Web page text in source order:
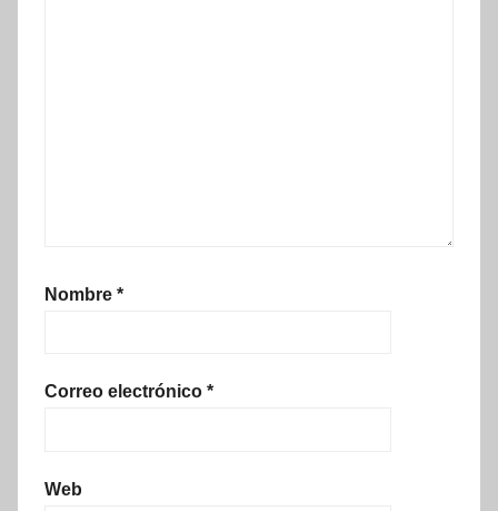
Nombre *
Correo electrónico *
Web